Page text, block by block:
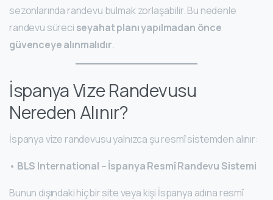
sezonlarında randevu bulmak zorlaşabilir. Bu nedenle
randevu süreci seyahat planı yapılmadan önce
güvenceye alınmalıdır.
İspanya Vize Randevusu
Nereden Alınır?
İspanya vize randevusu yalnızca şu resmî sistemden alınır:
• BLS International – İspanya Resmî Randevu Sistemi
Bunun dışındaki hiçbir site veya kişi İspanya adına resmî